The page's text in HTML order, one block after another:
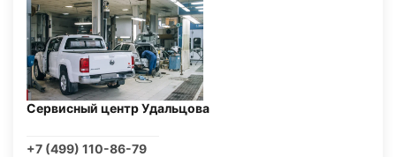
Сервисный центр Удальцова
+7 (499) 110-86-79